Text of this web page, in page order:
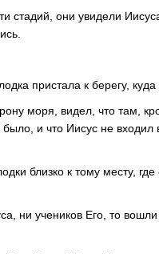
стадий, они увидели
пристала к берегу,
моря, видел, что там,
и что Иисус не входил
близко к тому месту,
ни учеников Его, то